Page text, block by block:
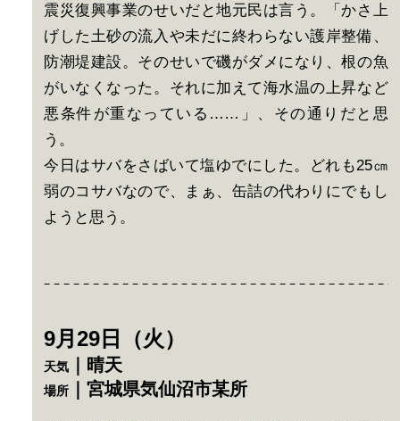
震災復興事業のせいだと地元民は言う。「かさ上
げした土砂の流入や未だに終わらない護岸整備、
防潮堤建設。そのせいで磯がダメになり、根の魚
がいなくなった。それに加えて海水温の上昇など
悪条件が重なっている……」、その通りだと思
う。
今日はサバをさばいて塩ゆでにした。どれも25㎝
弱のコサバなので、まぁ、缶詰の代わりにでもし
ようと思う。
9月29日（火）
天気 ｜晴天
場所 ｜宮城県気仙沼市某所